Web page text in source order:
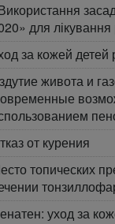
для лікування
за кожей детей
живота и
от курения
топических
уход за